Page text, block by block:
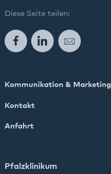
Diese Seite teilen:
FacebookLinkedInE-Mail
Kommunikation & Marketing
Kontakt
Anfahrt
Pfalzklinikum